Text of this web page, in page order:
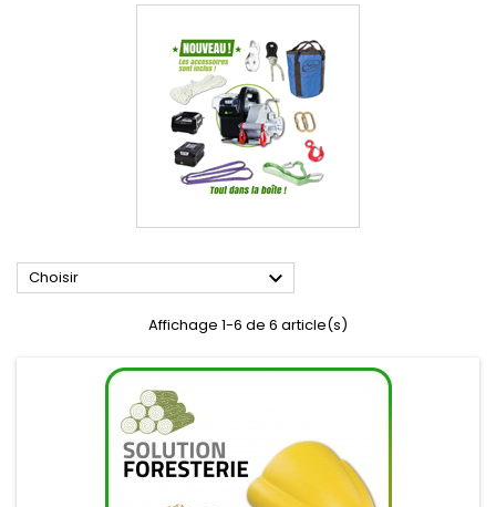
Choisir 
Affichage 1-6 de 6 article(s)